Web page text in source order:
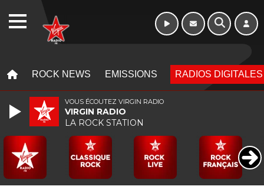
ROCK NEWS EMISSIONS RADIOS DIGITALES
VOUS ÉCOUTEZ VIRGIN RADIO
VIRGIN RADIO
LA ROCK STATION
WEBRADIO 10h - 13h